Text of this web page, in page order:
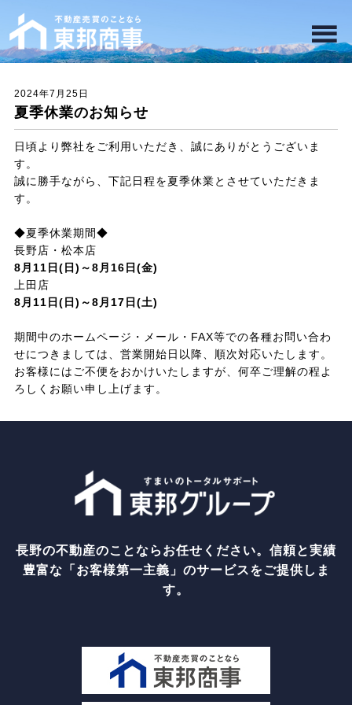
2024年7月25日
夏季休業のお知らせ
日頃より弊社をご利用いただき、誠にありがとうございま
す。
誠に勝手ながら、下記日程を夏季休業とさせていただきま
す。
◆夏季休業期間◆
長野店・松本店
8月11日(日)～8月16日(金)
上田店
8月11日(日)～8月17日(土)
期間中のホームページ・メール・FAX等での各種お問い合わ
せにつきましては、営業開始日以降、順次対応いたします。
お客様にはご不便をおかけいたしますが、何卒ご理解の程よ
ろしくお願い申し上げます。
長野の不動産のことならお任せください。信頼と実績
豊富な「お客様第一主義」のサービスをご提供しま
す。